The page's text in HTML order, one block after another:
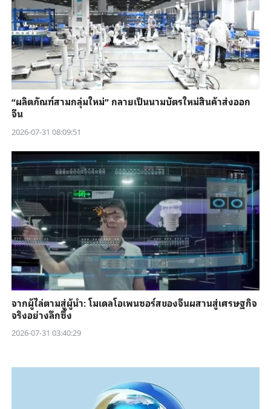
“ผลิตภัณฑ์สามกลุ่มใหม่” กลายเป็นนามบัตรใหม่สินค้าส่งออก
จีน
2026-07-31 08:09:51
จากผู้ไล่ตามสู่ผู้นำ: โมเดลโอเพนซอร์สของจีนผสานสู่เศรษฐกิจ
จริงอย่างลึกซึ้ง
2026-07-31 03:40:29